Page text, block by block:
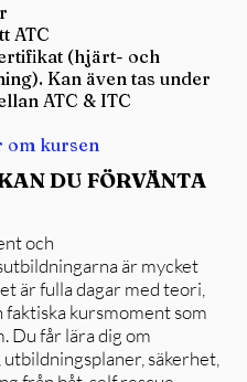
ATC
(hjärt- och
Kan även tas under
ATC & ITC
om kursen
DU FÖRVÄNTA
och
är mycket
är fulla dagar med teori,
faktiska kursmoment som
Du får lära dig om
utbildningsplaner, säkerhet,